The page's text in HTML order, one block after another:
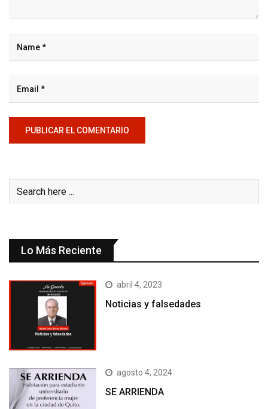
Lo Más Reciente
abril 4, 2023
Noticias y falsedades
agosto 4, 2024
SE ARRIENDA